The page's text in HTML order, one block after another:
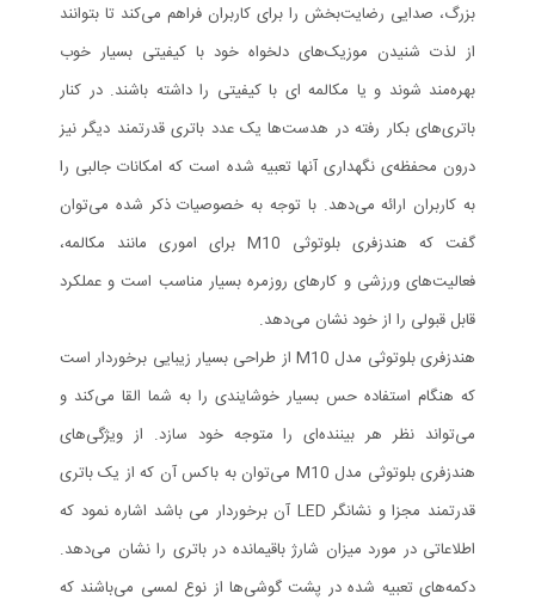
بزرگ، صدایی رضایت‌بخش را برای کاربران فراهم می‌کند تا بتوانند
از لذت شنیدن موزیک‌های دلخواه خود با کیفیتی بسیار خوب
بهره‌مند شوند و یا مکالمه ای با کیفیتی را داشته باشند. در کنار
باتری‌های بکار رفته در هدست‌ها یک عدد باتری قدرتمند دیگر نیز
درون محفظه‌ی نگهداری آنها تعبیه شده است که امکانات جالبی را
به کاربران ارائه می‌دهد. با توجه به خصوصیات ذکر شده می‌توان
گفت که هندزفری بلوتوثی M10 برای اموری مانند مکالمه،
فعالیت‌های ورزشی و کارهای روزمره بسیار مناسب است و عملکرد
قابل قبولی را از خود نشان می‌دهد.
هندزفری بلوتوثی مدل M10 از طراحی بسیار زیبایی برخوردار است
که هنگام استفاده حس بسیار خوشایندی را به شما القا می‌کند و
می‌تواند نظر هر بیننده‌ای را متوجه‌ خود سازد. از ویژگی‌های
هندزفری بلوتوثی مدل M10 می‌توان به باکس آن که از یک باتری
قدرتمند مجزا و نشانگر LED آن برخوردار می باشد اشاره نمود که
اطلاعاتی در مورد میزان شارژ باقیمانده در باتری را نشان می‌دهد.
دکمه‌های تعبیه شده در پشت گوشی‌ها از نوع لمسی می‌باشند که